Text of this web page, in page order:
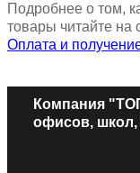
Подробнее о том,
товары читайте на
Оплата и
Компания
офисов, школ,